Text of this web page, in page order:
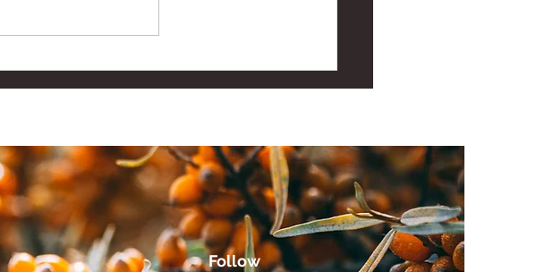
Follow